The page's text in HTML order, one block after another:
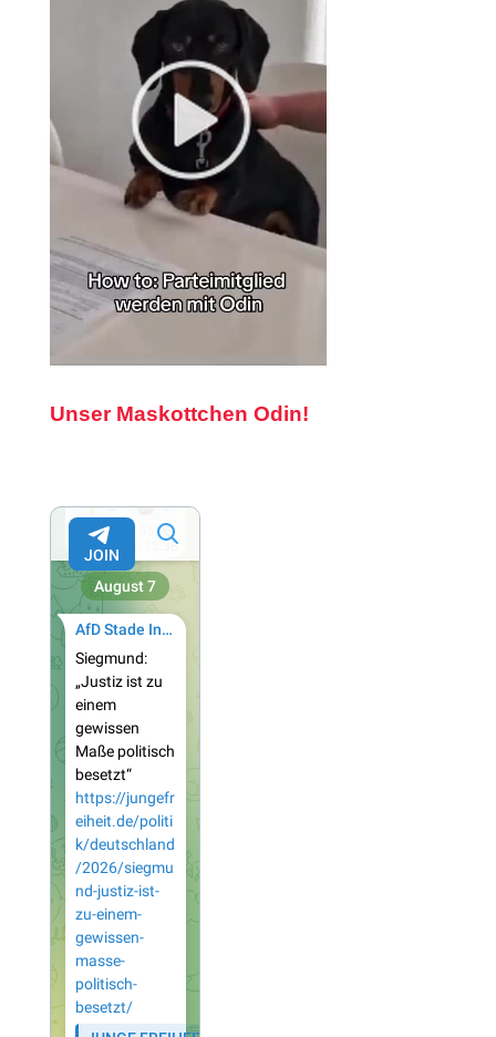
Unser Maskottchen Odin!